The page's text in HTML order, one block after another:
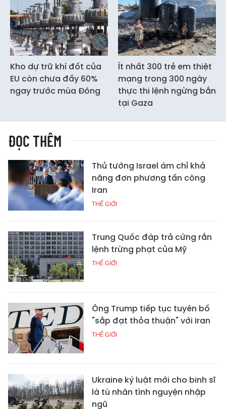
Kho dự trữ khí đốt của
EU còn chưa đầy 60%
ngay trước mùa Đông
Ít nhất 300 trẻ em thiệt
mạng trong 300 ngày
thực thi lệnh ngừng bắn
tại Gaza
ĐỌC THÊM
Thủ tướng Israel ám chỉ khả
năng đơn phương tấn công
Iran
THẾ GIỚI
Trung Quốc đáp trả cứng rắn
lệnh trừng phạt của Mỹ
THẾ GIỚI
Ông Trump tiếp tục tuyên bố
"sắp đạt thỏa thuận" với Iran
THẾ GIỚI
Ukraine ký luật mới cho binh sĩ
là tù nhân tình nguyện nhập
ngũ